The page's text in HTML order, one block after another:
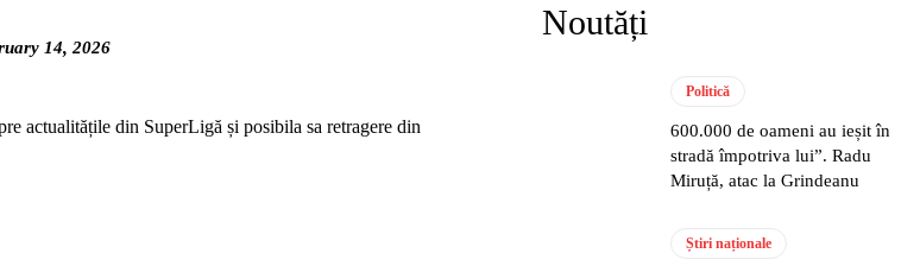
14, 2026
actualitățile din SuperLigă și posibila sa retragere din
Noutăți
Politică
600.000 de oameni au ieșit în
stradă împotriva lui”. Radu
Miruță, atac la Grindeanu
Știri naționale